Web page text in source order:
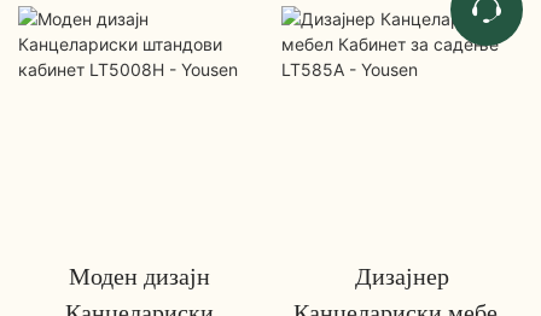
Моден дизајн
Дизајнер